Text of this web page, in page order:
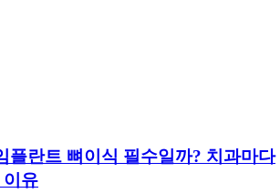
플란트 뼈이식 필수일까? 치과마다
이유